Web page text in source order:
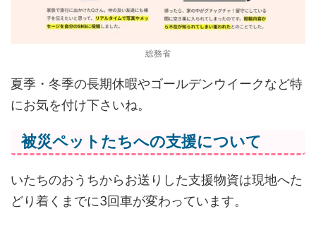
総務省
夏季・冬季の長期休暇やゴールデンウイークなど特
にお気を付け下さいね。
被災ペットたちへの支援について
いたちのおうちからお送りした支援物資は現地へた
どり着くまでに3回車が変わっています。